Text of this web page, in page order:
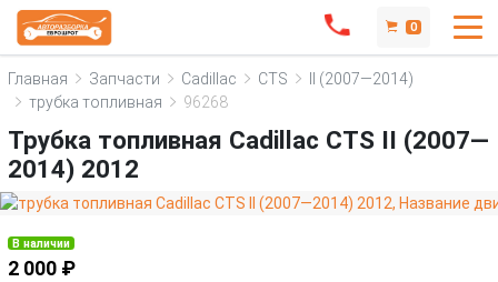
0
Главная Запчасти Cadillac CTS
II (2007—2014)
трубка топливная
96268
Трубка топливная Cadillac CTS II (2007—
2014) 2012
В наличии
2 000 ₽